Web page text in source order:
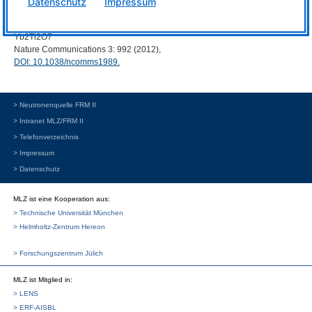
Yb2Ti2O7
Nature Communications 3: 992 (2012),
DOI : 10.1038/ncomms1989.
> Neutronenquelle FRM II
> Intranet MLZ/FRM II
> Telefonverzeichnis
> Impressum
> Datenschutz
MLZ ist eine Kooperation aus:
> Technische Universität München
> Helmholtz-Zentrum Hereon
> Forschungszentrum Jülich
MLZ ist Mitglied in:
> LENS
> ERF-AISBL